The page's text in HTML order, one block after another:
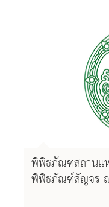
พิพิธภัณฑสถานแ
พิพิธภัณฑ์สัญจร ณ